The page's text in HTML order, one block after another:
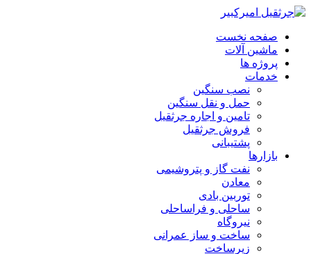
صفحه نخست
ماشین آلات
پروژه ها
خدمات
نصب سنگین
حمل و نقل سنگین
تامین و اجاره جرثقیل
فروش جرثقیل
پشتیبانی
بازارها
نفت گاز و پتروشیمی
معادن
توربین بادی
ساحلی و فراساحلی
نیروگاه
ساخت و ساز عمرانی
زیرساخت